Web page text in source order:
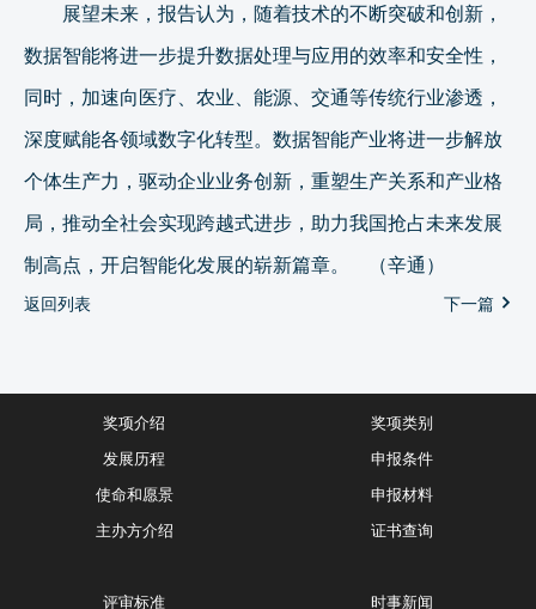
展望未来，报告认为，随着技术的不断突破和创新，
数据智能将进一步提升数据处理与应用的效率和安全性，
同时，加速向医疗、农业、能源、交通等传统行业渗透，
深度赋能各领域数字化转型。数据智能产业将进一步解放
个体生产力，驱动企业业务创新，重塑生产关系和产业格
局，推动全社会实现跨越式进步，助力我国抢占未来发展
制高点，开启智能化发展的崭新篇章。 （辛通）
返回列表 下一篇
奖项介绍
发展历程
使命和愿景
主办方介绍
奖项类别
申报条件
申报材料
证书查询
评审标准 时事新闻